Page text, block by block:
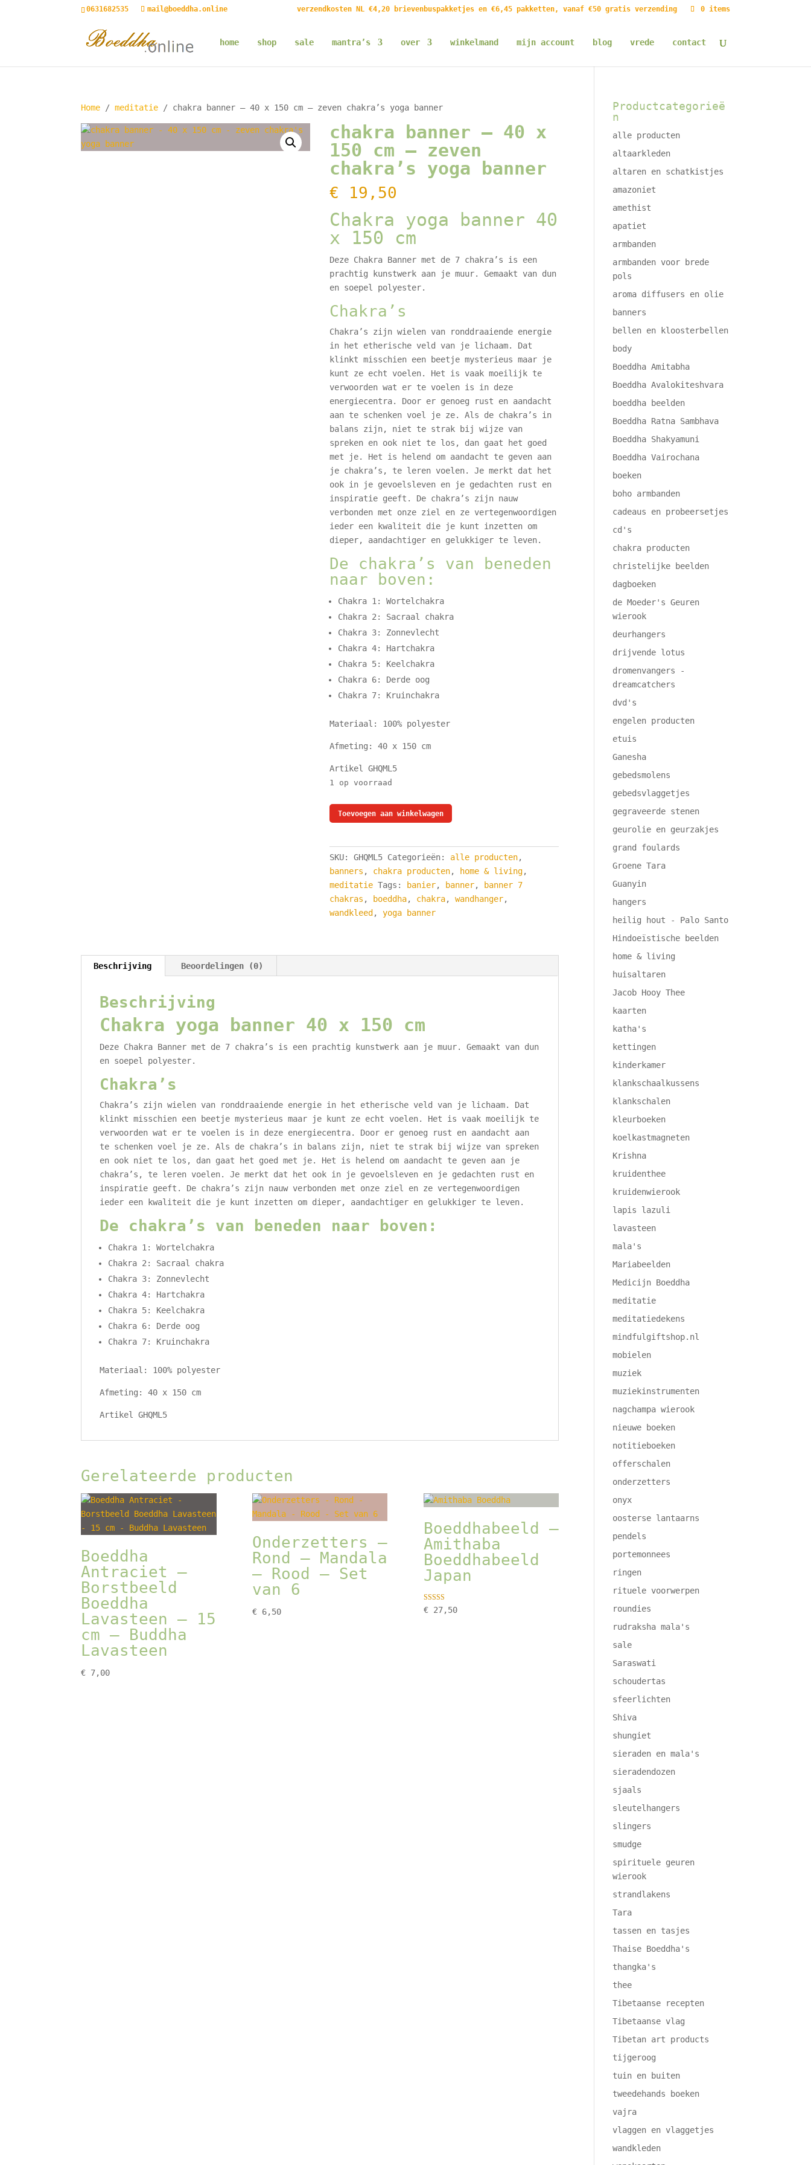
0631682535 mail@boeddha.online verzendkosten NL €4,20 brievenbuspakketjes en €6,45 pakketten, vanaf €50 gratis verzending 0 items
home shop sale mantra’s over winkelmand mijn account blog vrede contact
Home /meditatie / chakra banner – 40 x 150 cm – zeven chakra’s yoga banner
chakra banner – 40 x
150 cm – zeven
chakra’s yoga banner
€ 19,50
Chakra yoga banner 40
x 150 cm
Deze Chakra Banner met de 7 chakra’s is een
prachtig kunstwerk aan je muur. Gemaakt van dun
en soepel polyester.
Chakra’s
Chakra’s zijn wielen van ronddraaiende energie
in het etherische veld van je lichaam. Dat
klinkt misschien een beetje mysterieus maar je
kunt ze echt voelen. Het is vaak moeilijk te
verwoorden wat er te voelen is in deze
energiecentra. Door er genoeg rust en aandacht
aan te schenken voel je ze. Als de chakra’s in
balans zijn, niet te strak bij wijze van
spreken en ook niet te los, dan gaat het goed
met je. Het is helend om aandacht te geven aan
je chakra’s, te leren voelen. Je merkt dat het
ook in je gevoelsleven en je gedachten rust en
inspiratie geeft. De chakra’s zijn nauw
verbonden met onze ziel en ze vertegenwoordigen
ieder een kwaliteit die je kunt inzetten om
dieper, aandachtiger en gelukkiger te leven.
De chakra’s van beneden
naar boven:
Chakra 1: Wortelchakra
Chakra 2: Sacraal chakra
Chakra 3: Zonnevlecht
Chakra 4: Hartchakra
Chakra 5: Keelchakra
Chakra 6: Derde oog
Chakra 7: Kruinchakra
Materiaal: 100% polyester
Afmeting: 40 x 150 cm
Artikel GHQML5
1 op voorraad
chakra
banner
x
150
cm
aantal
Toevoegen aan winkelwagen
SKU:GHQML5 Categorieën: alle producten,
banners , chakra producten, home & living,
meditatie Tags: banier, banner,
banner 7
chakras , boeddha, chakra,wandhanger,
wandkleed ,yoga banner
Beschrijving Beoordelingen (0)
Beschrijving
Chakra yoga banner 40 x 150 cm
Deze Chakra Banner met de 7 chakra’s is een prachtig kunstwerk aan je muur. Gemaakt van dun
en soepel polyester.
Chakra’s
Chakra’s zijn wielen van ronddraaiende energie in het etherische veld van je lichaam. Dat
klinkt misschien een beetje mysterieus maar je kunt ze echt voelen. Het is vaak moeilijk te
verwoorden wat er te voelen is in deze energiecentra. Door er genoeg rust en aandacht aan
te schenken voel je ze. Als de chakra’s in balans zijn, niet te strak bij wijze van spreken
en ook niet te los, dan gaat het goed met je. Het is helend om aandacht te geven aan je
chakra’s, te leren voelen. Je merkt dat het ook in je gevoelsleven en je gedachten rust en
inspiratie geeft. De chakra’s zijn nauw verbonden met onze ziel en ze vertegenwoordigen
ieder een kwaliteit die je kunt inzetten om dieper, aandachtiger en gelukkiger te leven.
De chakra’s van beneden naar boven:
Chakra 1: Wortelchakra
Chakra 2: Sacraal chakra
Chakra 3: Zonnevlecht
Chakra 4: Hartchakra
Chakra 5: Keelchakra
Chakra 6: Derde oog
Chakra 7: Kruinchakra
Materiaal: 100% polyester
Afmeting: 40 x 150 cm
Artikel GHQML5
Gerelateerde producten
Boeddha
Antraciet –
Borstbeeld
Boeddha
Lavasteen – 15
cm – Buddha
Lavasteen
€ 7,00
Onderzetters –
Rond – Mandala
– Rood – Set
van 6
€6,50
Boeddhabeeld –
Amithaba
Boeddhabeeld
Japan
Gewaardeerd
5.00
€27,50
Productcategorieë
n
alle producten
altaarkleden
altaren en schatkistjes
amazoniet
amethist
apatiet
armbanden
armbanden voor brede
pols
aroma diffusers en olie
banners
bellen en kloosterbellen
body
Boeddha Amitabha
Boeddha Avalokiteshvara
boeddha beelden
Boeddha Ratna Sambhava
Boeddha Shakyamuni
Boeddha Vairochana
boeken
boho armbanden
cadeaus en probeersetjes
cd's
chakra producten
christelijke beelden
dagboeken
de Moeder's Geuren
wierook
deurhangers
drijvende lotus
dromenvangers -
dreamcatchers
dvd's
engelen producten
etuis
Ganesha
gebedsmolens
gebedsvlaggetjes
gegraveerde stenen
geurolie en geurzakjes
grand foulards
Groene Tara
Guanyin
hangers
heilig hout - Palo Santo
Hindoeïstische beelden
home & living
huisaltaren
Jacob Hooy Thee
kaarten
katha's
kettingen
kinderkamer
klankschaalkussens
klankschalen
kleurboeken
koelkastmagneten
Krishna
kruidenthee
kruidenwierook
lapis lazuli
lavasteen
mala's
Mariabeelden
Medicijn Boeddha
meditatie
meditatiedekens
mindfulgiftshop.nl
mobielen
muziek
muziekinstrumenten
nagchampa wierook
nieuwe boeken
notitieboeken
offerschalen
onderzetters
onyx
oosterse lantaarns
pendels
portemonnees
ringen
rituele voorwerpen
roundies
rudraksha mala's
sale
Saraswati
schoudertas
sfeerlichten
Shiva
shungiet
sieraden en mala's
sieradendozen
sjaals
sleutelhangers
slingers
smudge
spirituele geuren
wierook
strandlakens
Tara
tassen en tasjes
Thaise Boeddha's
thangka's
thee
Tibetaanse recepten
Tibetaanse vlag
Tibetan art products
tijgeroog
tuin en buiten
tweedehands boeken
vajra
vlaggen en vlaggetjes
wandkleden